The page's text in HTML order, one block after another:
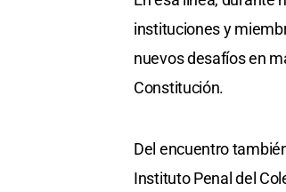
instituciones y
nuevos desafíos en
Constitución.
Del encuentro
Instituto Penal del